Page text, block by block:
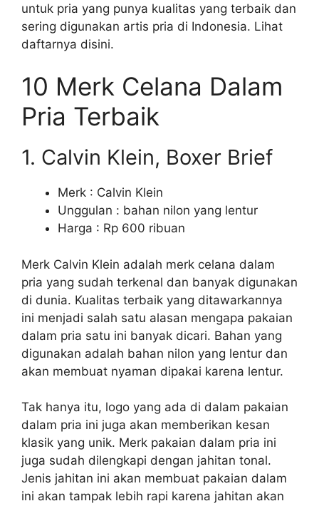
untuk pria yang punya kualitas yang terbaik dan
sering digunakan artis pria di Indonesia. Lihat
daftarnya disini.
10 Merk Celana Dalam
Pria Terbaik
1. Calvin Klein, Boxer Brief
Merk : Calvin Klein
Unggulan : bahan nilon yang lentur
Harga : Rp 600 ribuan
Merk Calvin Klein adalah merk celana dalam
pria yang sudah terkenal dan banyak digunakan
di dunia. Kualitas terbaik yang ditawarkannya
ini menjadi salah satu alasan mengapa pakaian
dalam pria satu ini banyak dicari. Bahan yang
digunakan adalah bahan nilon yang lentur dan
akan membuat nyaman dipakai karena lentur.
Tak hanya itu, logo yang ada di dalam pakaian
dalam pria ini juga akan memberikan kesan
klasik yang unik. Merk pakaian dalam pria ini
juga sudah dilengkapi dengan jahitan tonal.
Jenis jahitan ini akan membuat pakaian dalam
ini akan tampak lebih rapi karena jahitan akan